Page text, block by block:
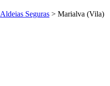
Aldeias Seguras > Marialva (Vila)